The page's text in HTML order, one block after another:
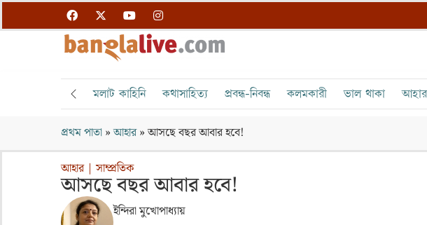
মলাট কাহিনি কথাসাহিত্য প্রবন্ধ-নিবন্ধ কলমকারী ভাল থাকা আহার
প্রথম পাতা »আহার»আসছে বছর আবার হবে!
আহার|সাম্প্রতিক
আসছে বছর আবার হবে!
ইন্দিরা মুখোপাধ্যায়